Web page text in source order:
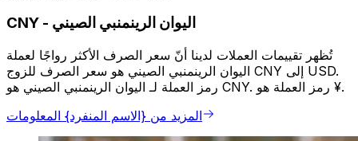
CNY - اليوان الرينمنبي الصيني
تُظهر تقييمات العملات لدينا أنّ سعر الصرف الأكثر رواجًا لعملة
اليوان الرينمنبي الصيني هو سعر الصرف للزوج CNY إلى USD.
رمز العملة لـ اليوان الرينمنبي الصيني هو CNY. رمز العملة هو ¥.
المزيد من {الاسم المنفرد} المعلومات